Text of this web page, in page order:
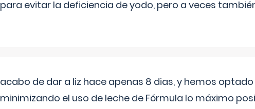
para evitar la deficiencia de yodo, pero a veces
acabo de dar a liz hace apenas 8 dias, y hemos
minimizando el uso de leche de Fórmula lo máximo